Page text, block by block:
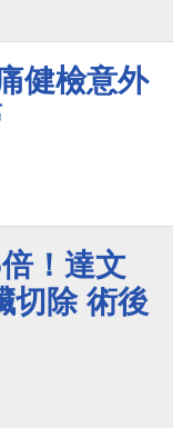
健檢意外
！達文
切除 術後